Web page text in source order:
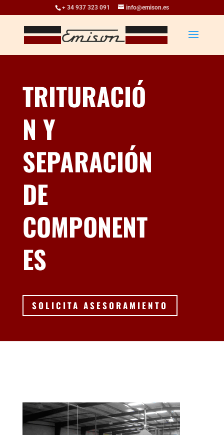
+ 34 937 323 091 info@emison.es
TRITURACIÓ
N Y
SEPARACIÓN
DE
COMPONENT
ES
SOLICITA ASESORAMIENTO